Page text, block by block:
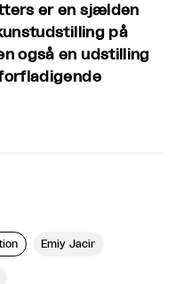
er en sjælden
på
også en udstilling
Emiy Jacir